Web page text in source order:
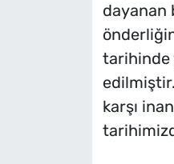
dayanan
tarihinde
karşı